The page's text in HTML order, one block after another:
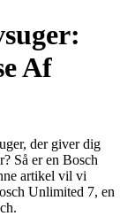
Af
der giver dig
Så er en Bosch
artikel vil vi
Unlimited 7, en